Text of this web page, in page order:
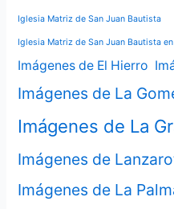
Iglesia Matriz de San Juan Bautista
Iglesia Matriz de San Juan Bautista
Imágenes de El Hierro
Imágenes de La
Imágenes de La
Imágenes de
Imágenes de La